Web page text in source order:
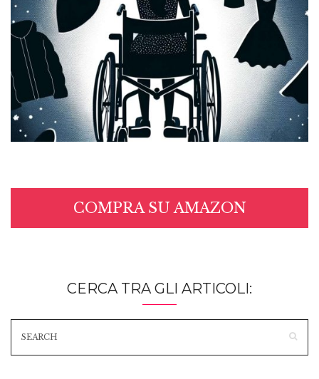
COMPRA SU AMAZON
CERCA TRA GLI ARTICOLI: